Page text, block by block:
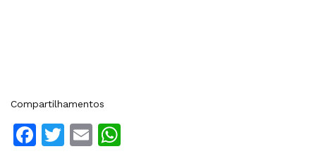
Compartilhamentos
Facebook
Twitter
Email